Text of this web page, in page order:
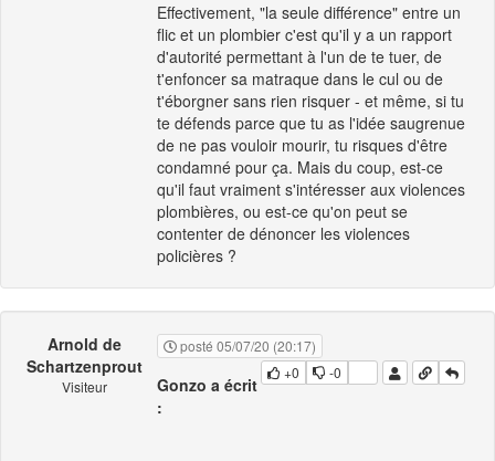
Effectivement, "la seule différence" entre un
flic et un plombier c'est qu'il y a un rapport
d'autorité permettant à l'un de te tuer, de
t'enfoncer sa matraque dans le cul ou de
t'éborgner sans rien risquer - et même, si tu
te défends parce que tu as l'idée saugrenue
de ne pas vouloir mourir, tu risques d'être
condamné pour ça. Mais du coup, est-ce
qu'il faut vraiment s'intéresser aux violences
plombières, ou est-ce qu'on peut se
contenter de dénoncer les violences
policières ?
Arnold de
Schartzenprout
Visiteur
posté 05/07/20 (20:17)
+0
-0
Gonzo a écrit
: